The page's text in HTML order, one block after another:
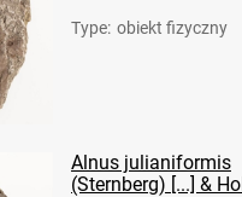
Type: obiekt fizyczny
Alnus julianiformis
(Sternberg) [...] &